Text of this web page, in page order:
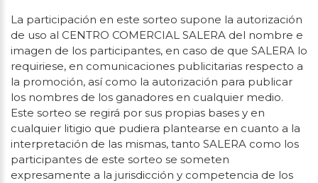
La participación en este sorteo supone la autorización
de uso al CENTRO COMERCIAL SALERA del nombre e
imagen de los participantes, en caso de que SALERA lo
requiriese, en comunicaciones publicitarias respecto a
la promoción, así como la autorización para publicar
los nombres de los ganadores en cualquier medio.
Este sorteo se regirá por sus propias bases y en
cualquier litigio que pudiera plantearse en cuanto a la
interpretación de las mismas, tanto SALERA como los
participantes de este sorteo se someten
expresamente a la jurisdicción y competencia de los